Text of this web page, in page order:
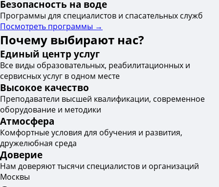
Безопасность на воде
Программы для специалистов и спасательных служб
Посмотреть программы →
Почему выбирают нас?
Единый центр услуг
Все виды образовательных, реабилитационных и
сервисных услуг в одном месте
Высокое качество
Преподаватели высшей квалификации, современное
оборудование и методики
Атмосфера
Комфортные условия для обучения и развития,
дружелюбная среда
Доверие
Нам доверяют тысячи специалистов и организаций
Москвы